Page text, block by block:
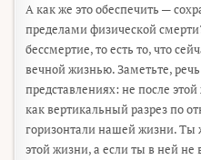
А как же это обеспечить —
пределами физической
бессмертие, то есть то, что
вечной жизнью. Заметьте,
представлениях: не после
как вертикальный разрез по
горизонтали нашей жизни. Ты
этой жизни, а если ты в ней не